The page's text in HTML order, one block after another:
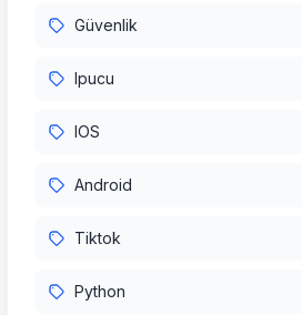
Güvenlik
Ipucu
IOS
Android
Tiktok
Python